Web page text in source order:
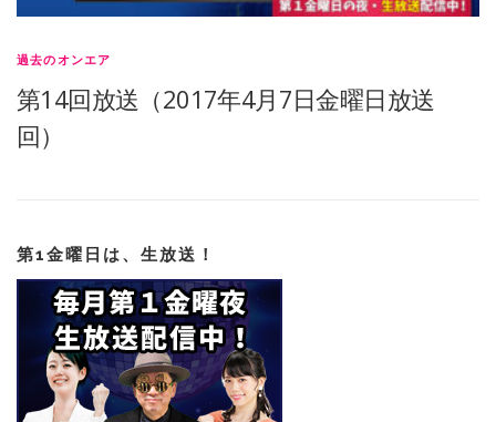
過去のオンエア
第14回放送（2017年4月7日金曜日放送
回）
第1金曜日は、生放送！